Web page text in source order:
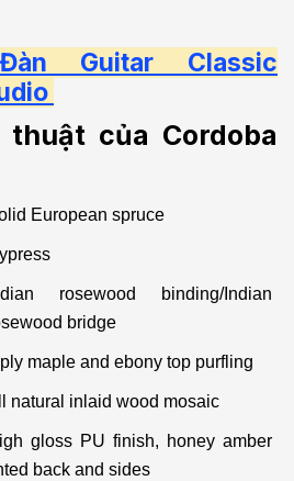
Guitar Classic
của Cordoba
European spruce
rosewood binding/Indian
bridge
maple and ebony top purfling
natural inlaid wood mosaic
gloss PU finish, honey amber
back and sides